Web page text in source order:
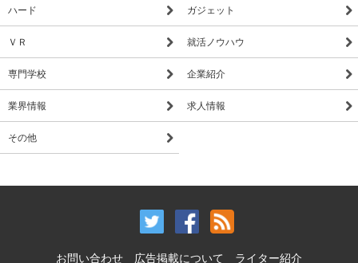
ハード ガジェット
ＶＲ 就活ノウハウ
専門学校 企業紹介
業界情報 求人情報
その他
お問い合わせ 広告掲載について ライター紹介